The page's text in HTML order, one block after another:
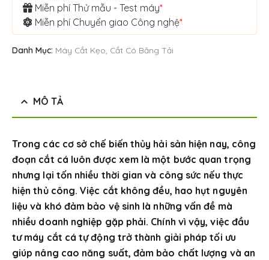
Miễn phí Thử mẫu - Test máy*
Miễn phí Chuyển giao Công nghệ*
Danh Mục: Máy Cắt Kẹo, Cắt Có Băng Tải
MÔ TẢ
Trong các cơ sở chế biến thủy hải sản hiện nay, công
đoạn cắt cá luôn được xem là một bước quan trọng
nhưng lại tốn nhiều thời gian và công sức nếu thực
hiện thủ công. Việc cắt không đều, hao hụt nguyên
liệu và khó đảm bảo vệ sinh là những vấn đề mà
nhiều doanh nghiệp gặp phải. Chính vì vậy, việc đầu
tư máy cắt cá tự động trở thành giải pháp tối ưu
giúp nâng cao năng suất, đảm bảo chất lượng và an